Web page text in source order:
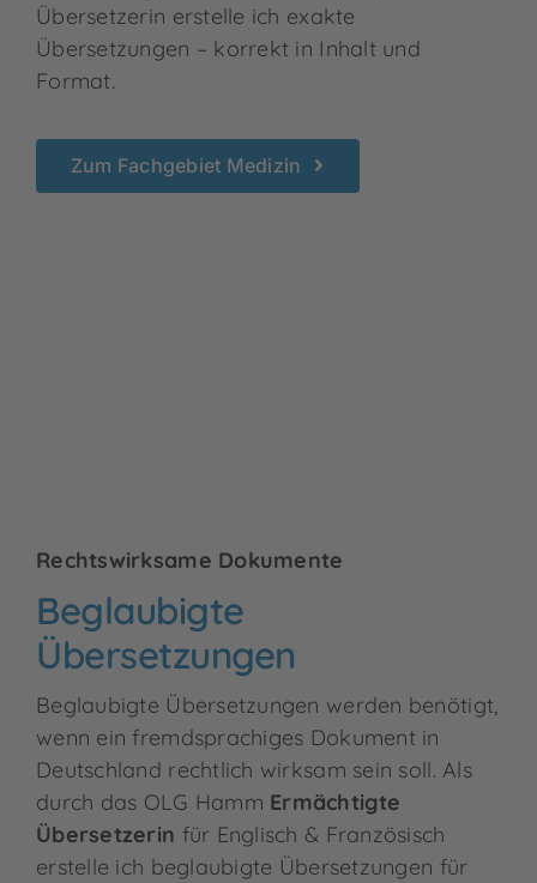
Übersetzerin erstelle ich exakte
Übersetzungen – korrekt in Inhalt und
Format.
Zum Fachgebiet Medizin
Rechtswirksame Dokumente
Beglaubigte
Übersetzungen
Beglaubigte Übersetzungen werden benötigt,
wenn ein fremdsprachiges Dokument in
Deutschland rechtlich wirksam sein soll. Als
durch das OLG Hamm Ermächtigte
Übersetzerin für Englisch & Französisch
erstelle ich beglaubigte Übersetzungen für